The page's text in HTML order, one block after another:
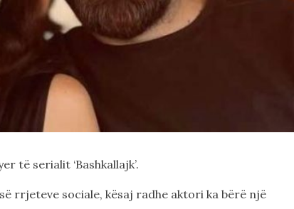
të serialit ‘Bashkallajk’.
rrjeteve sociale, kësaj radhe aktori ka bërë një